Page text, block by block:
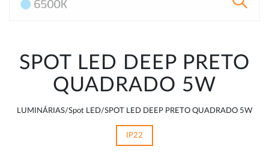
SPOT LED DEEP PRETO
QUADRADO 5W
LUMINÁRIAS/Spot LED/SPOT LED DEEP PRETO QUADRADO 5W
IP22